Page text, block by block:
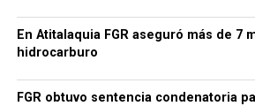
En Atitalaquia FGR aseguró más de 7
hidrocarburo
FGR obtuvo sentencia condenatoria